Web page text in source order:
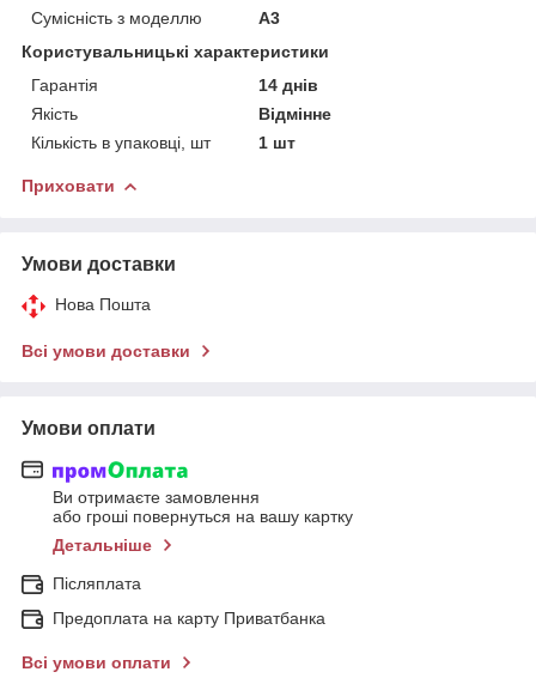
Сумісність з моделлю
A3
Користувальницькі характеристики
Гарантія
14 днів
Якість
Відмінне
Кількість в упаковці, шт
1 шт
Приховати
Умови доставки
Нова Пошта
Всі умови доставки
Умови оплати
Ви отримаєте замовлення
або гроші повернуться на вашу картку
Детальніше
Післяплата
Предоплата на карту Приватбанка
Всі умови оплати